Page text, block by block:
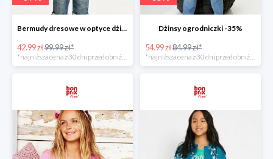
Bermudy dresowe w optyce dżinsowych -57%
42.99 zł99.99 zł*
Dżinsy ogrodniczki -35%
54.99 zł84.99 zł*